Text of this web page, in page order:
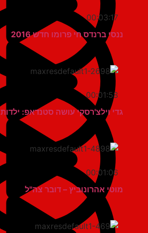
00:03:17
ננסי ברנדס חי פרומו חדש 2016
00:01:58
גדי וילצ'רסקי עושה סטנדאפ: ילדות עשוקה
00:01:06
מוטי אהרונוביץ – דובר צה"ל